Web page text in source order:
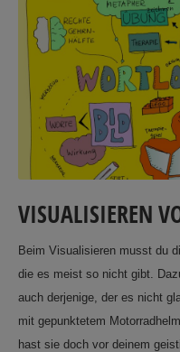
VISUALISIEREN
Beim Visualisieren musst du
die es meist so nicht gibt.
auch derjenige, der es nicht
mit gepunktetem
hast sie doch vor deinem